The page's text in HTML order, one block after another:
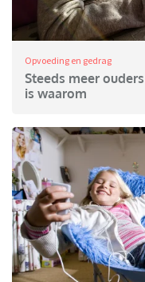
Opvoeding en gedrag
Steeds meer
is waarom